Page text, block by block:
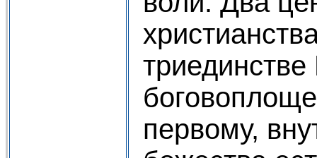
триединстве
первому,